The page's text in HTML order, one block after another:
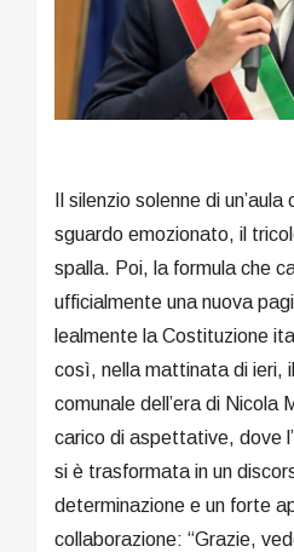
Il silenzio solenne di
sguardo emozionato, il
spalla. Poi, la formula che
ufficialmente una nuova
lealmente la Costituzione
così, nella mattinata di ieri,
comunale dell’era di Nicola
carico di aspettative, dove
si è trasformata in un
determinazione e un forte
collaborazione: “Grazie,